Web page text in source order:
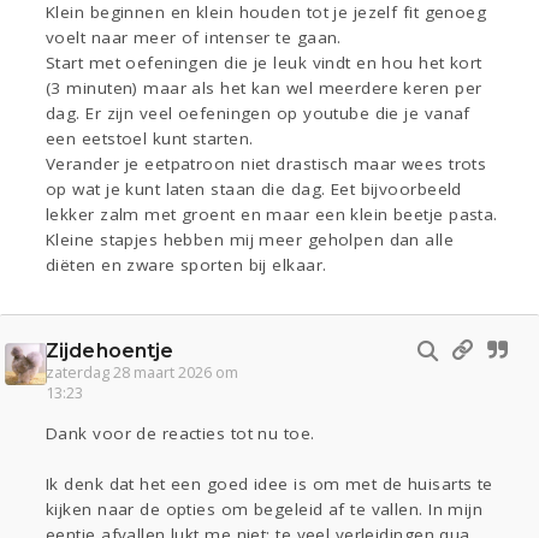
Klein beginnen en klein houden tot je jezelf fit genoeg
voelt naar meer of intenser te gaan.
Start met oefeningen die je leuk vindt en hou het kort
(3 minuten) maar als het kan wel meerdere keren per
dag. Er zijn veel oefeningen op youtube die je vanaf
een eetstoel kunt starten.
Verander je eetpatroon niet drastisch maar wees trots
op wat je kunt laten staan die dag. Eet bijvoorbeeld
lekker zalm met groent en maar een klein beetje pasta.
Kleine stapjes hebben mij meer geholpen dan alle
diëten en zware sporten bij elkaar.
Zijdehoentje
zaterdag 28 maart 2026 om
13:23
Dank voor de reacties tot nu toe.
Ik denk dat het een goed idee is om met de huisarts te
kijken naar de opties om begeleid af te vallen. In mijn